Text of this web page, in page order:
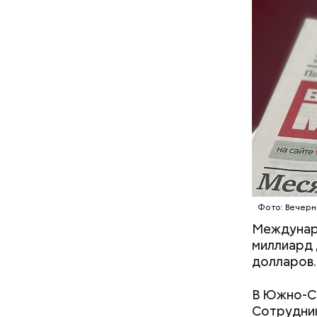
Фото:
миллиард
долларов.
В Южно-
— В
— В сыром
В
отличным